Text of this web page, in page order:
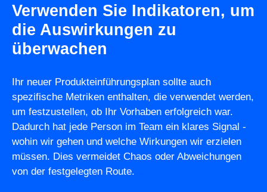
Verwenden Sie Indikatoren, um
die Auswirkungen zu
überwachen
Ihr neuer Produkteinführungsplan sollte auch
spezifische Metriken enthalten, die verwendet werden,
um festzustellen, ob Ihr Vorhaben erfolgreich war.
Dadurch hat jede Person im Team ein klares Signal -
wohin wir gehen und welche Wirkungen wir erzielen
müssen. Dies vermeidet Chaos oder Abweichungen
von der festgelegten Route.